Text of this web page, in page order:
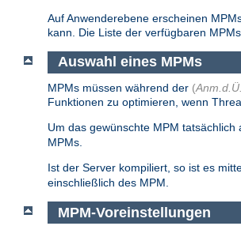
Auf Anwenderebene erscheinen
kann. Die Liste der verfügbaren
Auswahl eines MPMs
MPMs müssen während der (
Funktionen zu optimieren, wenn
Um das gewünschte MPM
MPMs.
Ist der Server kompiliert, so ist es
einschließlich des MPM.
MPM-Voreinstellungen